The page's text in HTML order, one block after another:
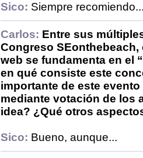
Sico: Siempre
Carlos: Entre sus
Congreso
web se fundamenta en el
en qué consiste este
importante de este
mediante votación de los
idea? ¿Qué otros
Sico: Bueno, aunque...